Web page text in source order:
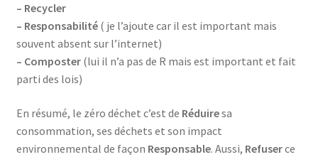
– Recycler
– Responsabilité( je l’ajoute car il est important mais
souvent absent sur l’internet)
– Composter(lui il n’a pas de R mais est important et fait
parti des lois)
En résumé, le zéro déchet c’est de Réduiresa
consommation, ses déchets et son impact
environnemental de façon Responsable. Aussi, Refuserce